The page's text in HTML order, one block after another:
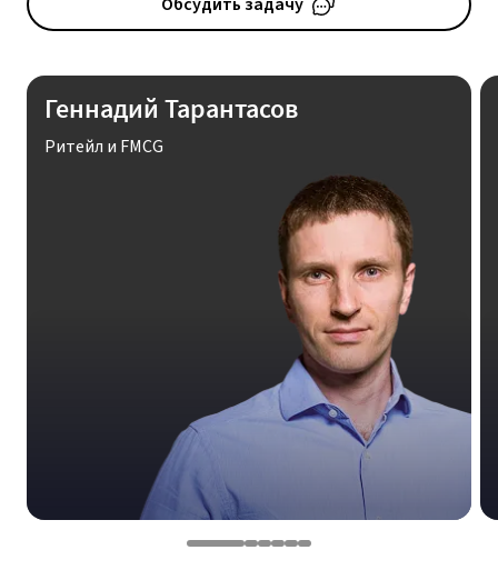
Геннадий Тарантасов
Ритейл и FMCG